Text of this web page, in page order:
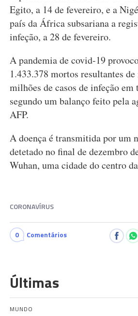
Egito, a 14 de fevereiro, e a
país da África subsariana a
infeção, a 28 de fevereiro.
A pandemia de covid-19
1.433.378 mortos resultantes
milhões de casos de infeção em
segundo um balanço feito pela
AFP.
A doença é transmitida por um
detetado no final de dezembro
Wuhan, uma cidade do centro
CORONAVÍRUS
0 Comentários
Últimas
MUNDO